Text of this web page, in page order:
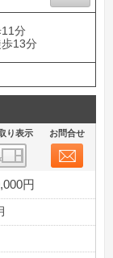
分
13分
り表示 お問合せ
円